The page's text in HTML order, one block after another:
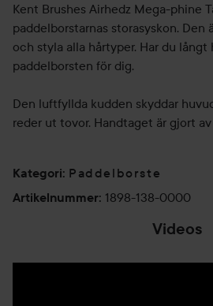
Kent Brushes Airhedz Mega-phine
paddelborstarnas storasyskon.
och styla alla hårtyper. Har du långt
paddelborsten för dig.
Den luftfyllda kudden skyddar
reder ut tovor. Handtaget är gjort
Kategori: Paddelborste
Artikelnummer: 1898-138-0000
Videos